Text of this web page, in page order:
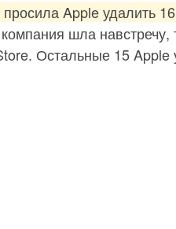
просила Apple удалить
компания шла
Остальные 15 Apple